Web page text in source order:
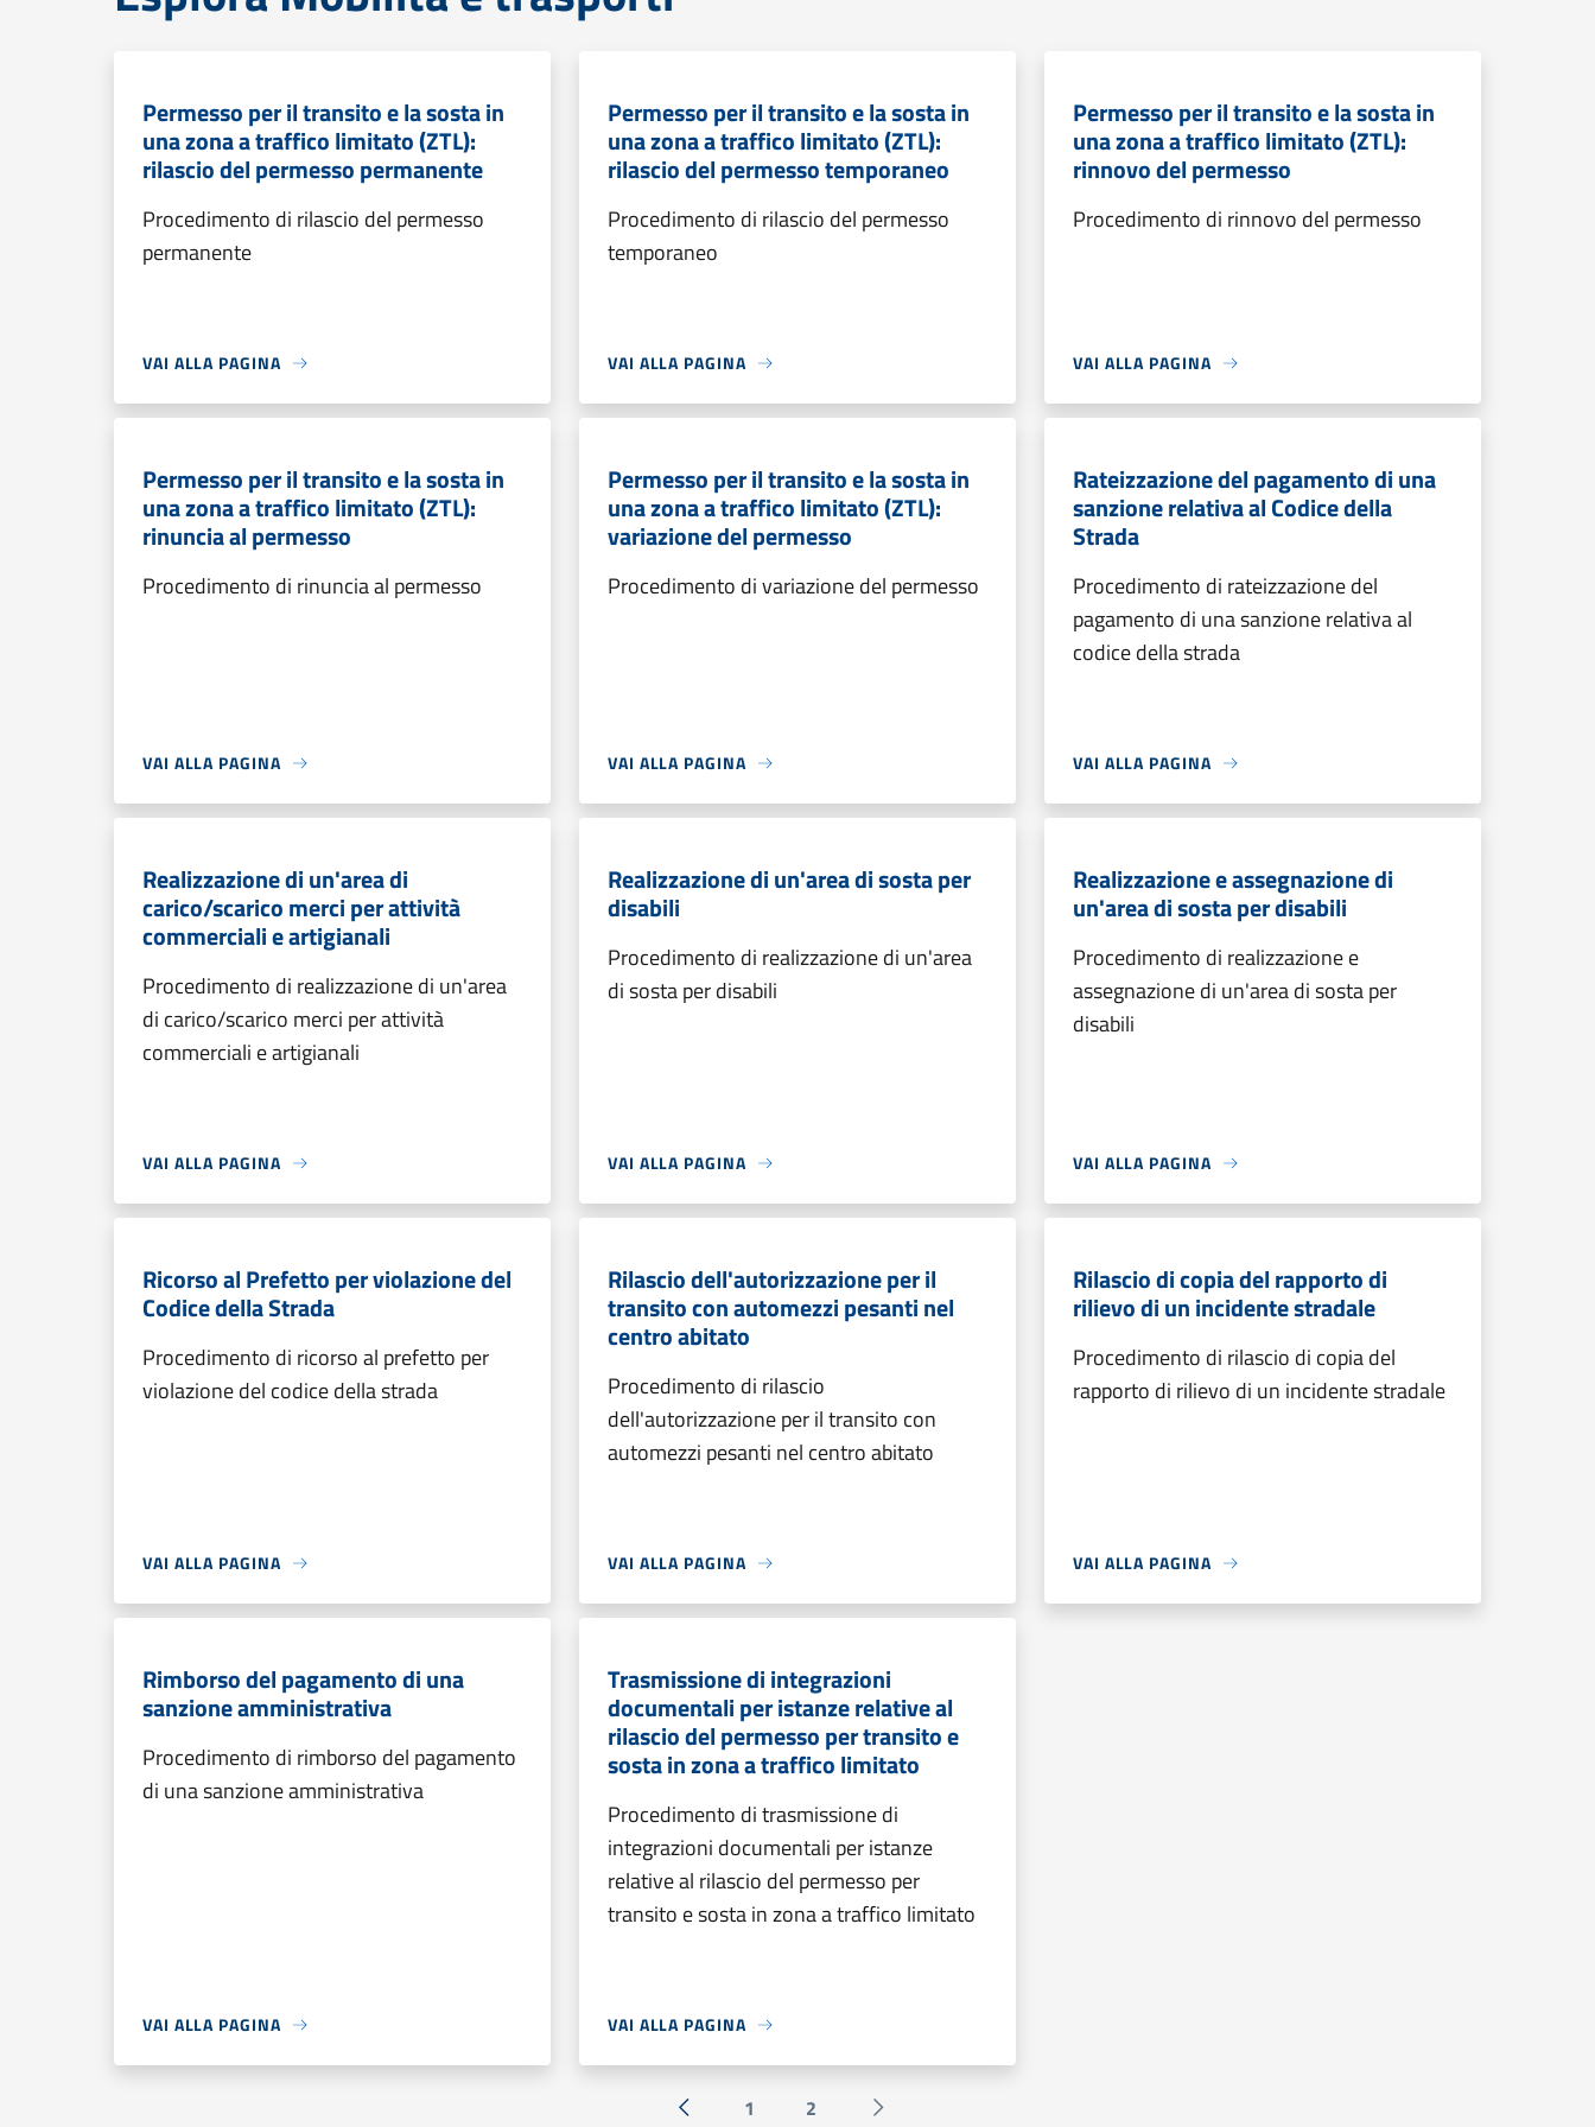
Permesso per il transito e la sosta in
una zona a traffico limitato (ZTL):
rilascio del permesso permanente
Procedimento di rilascio del permesso
permanente
VAI ALLA PAGINA
Permesso per il transito e la sosta in
una zona a traffico limitato (ZTL):
rilascio del permesso temporaneo
Procedimento di rilascio del permesso
temporaneo
VAI ALLA PAGINA
Permesso per il transito e la sosta in
una zona a traffico limitato (ZTL):
rinnovo del permesso
Procedimento di rinnovo del permesso
VAI ALLA PAGINA
Permesso per il transito e la sosta in
una zona a traffico limitato (ZTL):
rinuncia al permesso
Procedimento di rinuncia al permesso
VAI ALLA PAGINA
Permesso per il transito e la sosta in
una zona a traffico limitato (ZTL):
variazione del permesso
Procedimento di variazione del permesso
VAI ALLA PAGINA
Rateizzazione del pagamento di una
sanzione relativa al Codice della
Strada
Procedimento di rateizzazione del
pagamento di una sanzione relativa al
codice della strada
VAI ALLA PAGINA
Realizzazione di un'area di
carico/scarico merci per attività
commerciali e artigianali
Procedimento di realizzazione di un'area
di carico/scarico merci per attività
commerciali e artigianali
VAI ALLA PAGINA
Realizzazione di un'area di sosta per
disabili
Procedimento di realizzazione di un'area
di sosta per disabili
VAI ALLA PAGINA
Realizzazione e assegnazione di
un'area di sosta per disabili
Procedimento di realizzazione e
assegnazione di un'area di sosta per
disabili
VAI ALLA PAGINA
Ricorso al Prefetto per violazione del
Codice della Strada
Procedimento di ricorso al prefetto per
violazione del codice della strada
VAI ALLA PAGINA
Rilascio dell'autorizzazione per il
transito con automezzi pesanti nel
centro abitato
Procedimento di rilascio
dell'autorizzazione per il transito con
automezzi pesanti nel centro abitato
VAI ALLA PAGINA
Rilascio di copia del rapporto di
rilievo di un incidente stradale
Procedimento di rilascio di copia del
rapporto di rilievo di un incidente stradale
VAI ALLA PAGINA
Rimborso del pagamento di una
sanzione amministrativa
Procedimento di rimborso del pagamento
di una sanzione amministrativa
VAI ALLA PAGINA
Trasmissione di integrazioni
documentali per istanze relative al
rilascio del permesso per transito e
sosta in zona a traffico limitato
Procedimento di trasmissione di
integrazioni documentali per istanze
relative al rilascio del permesso per
transito e sosta in zona a traffico limitato
VAI ALLA PAGINA
1 2